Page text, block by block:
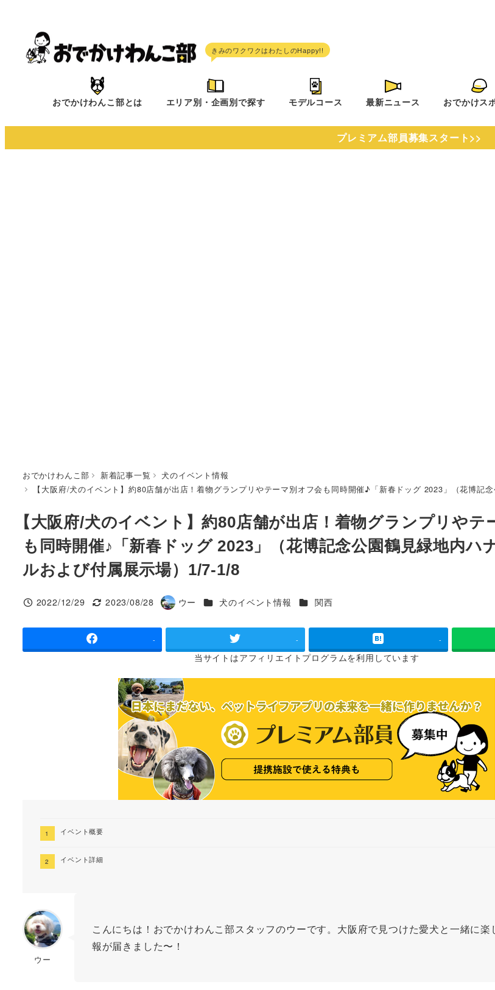
へ
おでかけわんこ部とは エリア別・企画別で探す モデルコース 最新ニュース おでかけス
プレミアム部員募集スタート>>
おでかけわんこ部 新着記事一覧
犬のイベント情報
【大阪府/犬のイベント】約80店舗が出店！着物グランプリやテーマ別オフ会も同時開催♪「新春ドッグ 2023」（花博記
【大阪府/犬のイベント】約80店舗が出店！着物グランプリやテ
も同時開催♪「新春ドッグ 2023」（花博記念公園鶴⾒緑地内ハ
ルおよび付属展⽰場）1/7-1/8
投稿日
2022/12/29
更新日
2023/08/28
著
ウー カテゴリー
犬のイベント情報 カテゴリー
関西
- - -
当サイトはアフィリエイトプログラムを利用しています
イベント概要
イベント詳細
ウー
こんにちは！おでかけわんこ部スタッフのウーです。大阪府で見つけた愛犬と一緒に楽
報が届きました〜！